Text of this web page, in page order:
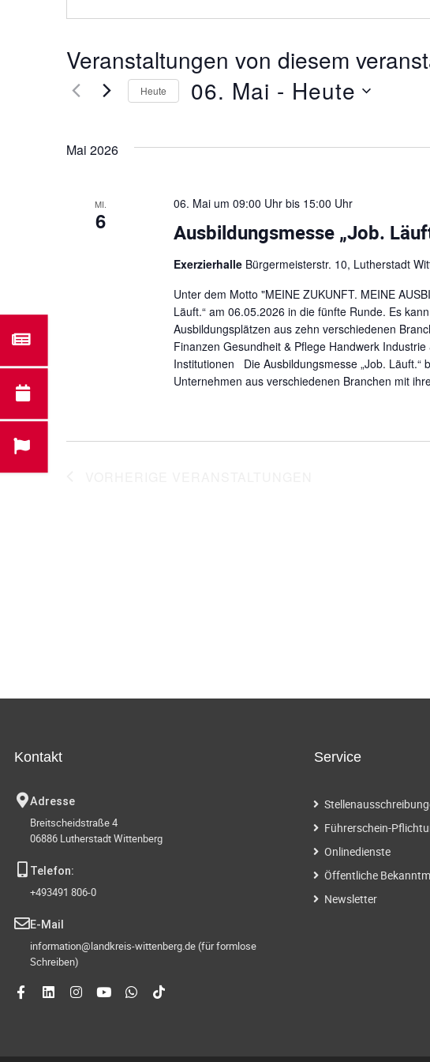
Veranstaltungen von diesem
Heute 06. Mai - Heute
t
w
h
l
n
.
Mai 2026
MI.
6 Ausbildungsmesse „Job.
06. Mai um 09:00 Uhrbis 15:00 Uhr
Exerzierhalle Bürgermeisterstr. 10, Lutherstadt
Unter dem Motto "MEINE ZUKUNFT. MEINE
Läuft.“ am 06.05.2026 in die fünfte Runde. Es
Ausbildungsplätzen aus zehn verschiedenen
Finanzen Gesundheit & Pflege Handwerk
Institutionen Die Ausbildungsmesse „Job. Läuft.“
Unternehmen aus verschiedenen Branchen mit
Kontakt
Adresse
Breitscheidstraße 4
06886 Lutherstadt Wittenberg
Telefon:
+493491 806-0
E-Mail
information@landkreis-wittenberg.de (für formlose
Schreiben)
Service
Führerschein-
Onlinedienste
Öffentliche
Newsletter